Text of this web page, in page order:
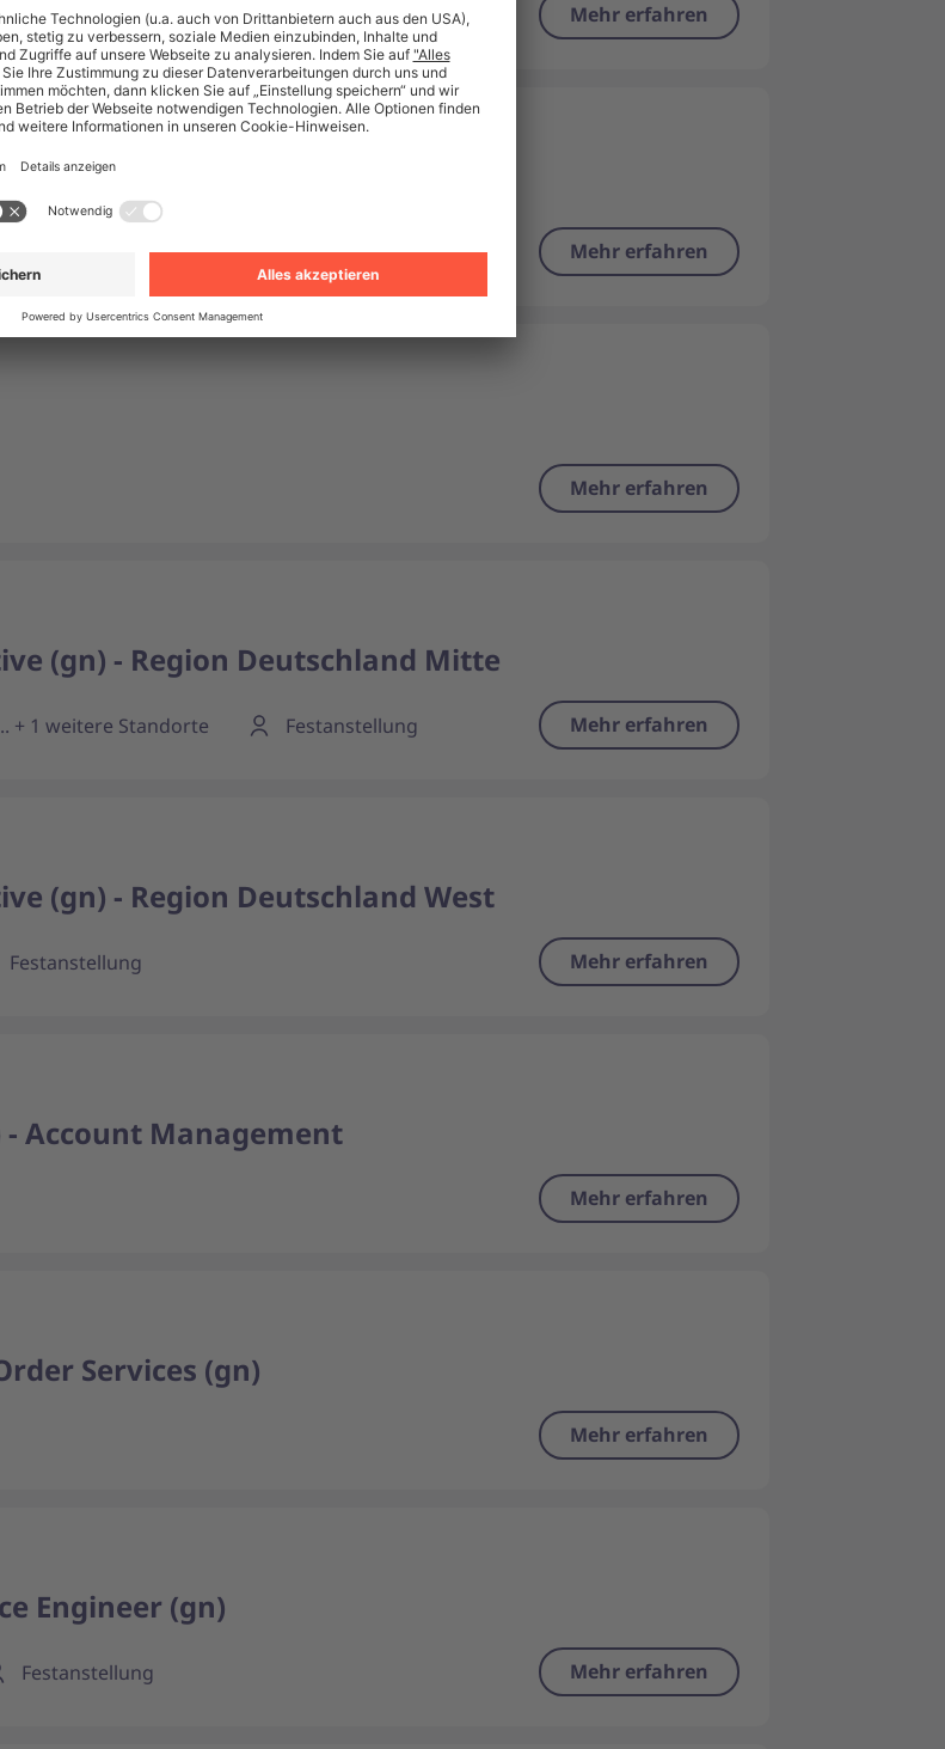
Mehr erfahren
Engagement & Support
Standorte Festanstellung Mehr erfahren
Mehr erfahren
(gn) - Region Deutschland Mitte
+ 1 weitere Standorte Festanstellung Mehr erfahren
(gn) - Region Deutschland West
Festanstellung Mehr erfahren
- Account Management
Mehr erfahren
Services (gn)
Mehr erfahren
Engineer (gn)
Festanstellung Mehr erfahren